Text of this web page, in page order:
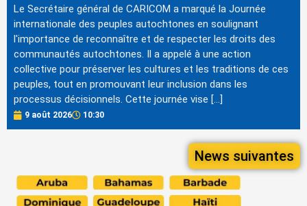
Le Secrétaire général de CARICOM a marqué la Journée
internationale des peuples autochtones en soulignant
l'importance de reconnaître et de respecter les droits des
communautés autochtones. Il a appelé à une action
collective pour préserver les cultures et les traditions de ces
peuples, tout en promouvant leur inclusion dans les
processus décisionnels. Cette journée vise […]
9 août 2026 10:30
News suivantes